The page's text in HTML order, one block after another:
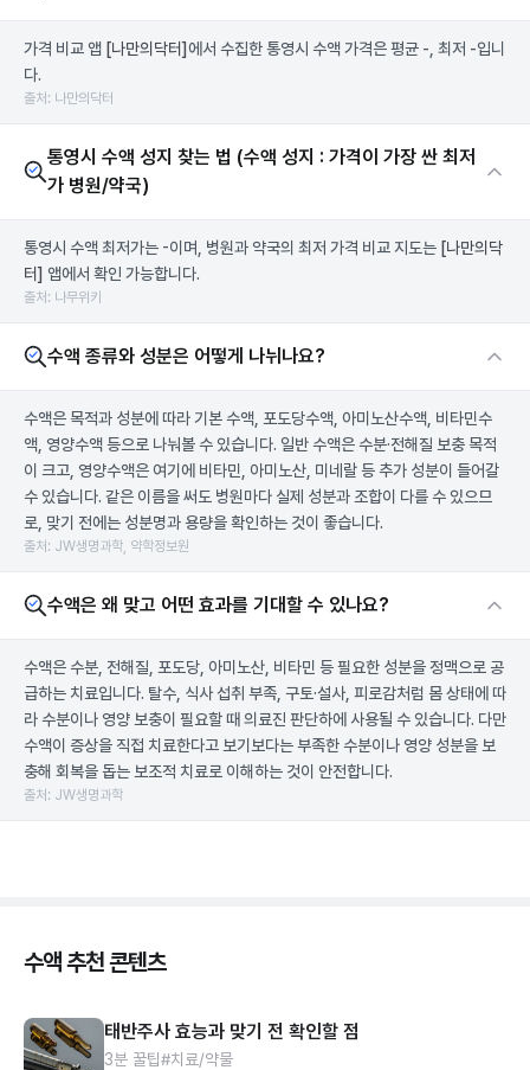
가격 비교 앱 [나만의닥터] 에서 수집한 통영시 수액 가격은 평균 -, 최저 -입니
다.
출처: 나만의닥터
통영시 수액 성지 찾는 법 (수액 성지 : 가격이 가장 싼 최저
가 병원/약국)
통영시 수액 최저가는 -이며, 병원과 약국의 최저 가격 비교 지도는 [나만의닥
터] 앱에서 확인 가능합니다.
출처: 나무위키
수액 종류와 성분은 어떻게 나뉘나요?
수액은 목적과 성분에 따라 기본 수액, 포도당수액, 아미노산수액, 비타민수
액, 영양수액 등으로 나눠볼 수 있습니다. 일반 수액은 수분·전해질 보충 목적
이 크고, 영양수액은 여기에 비타민, 아미노산, 미네랄 등 추가 성분이 들어갈
수 있습니다. 같은 이름을 써도 병원마다 실제 성분과 조합이 다를 수 있으므
로, 맞기 전에는 성분명과 용량을 확인하는 것이 좋습니다.
출처: JW생명과학, 약학정보원
수액은 왜 맞고 어떤 효과를 기대할 수 있나요?
수액은 수분, 전해질, 포도당, 아미노산, 비타민 등 필요한 성분을 정맥으로 공
급하는 치료입니다. 탈수, 식사 섭취 부족, 구토·설사, 피로감처럼 몸 상태에 따
라 수분이나 영양 보충이 필요할 때 의료진 판단하에 사용될 수 있습니다. 다만
수액이 증상을 직접 치료한다고 보기보다는 부족한 수분이나 영양 성분을 보
충해 회복을 돕는 보조적 치료로 이해하는 것이 안전합니다.
출처: JW생명과학
수액 추천 콘텐츠
태반주사 효능과 맞기 전 확인할 점
3분 꿀팁#치료/약물